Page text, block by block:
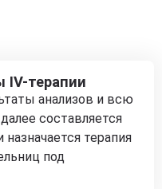
IV-терапии
анализов и всю
составляется
терапия
под